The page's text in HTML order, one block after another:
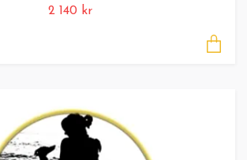
2 140 kr